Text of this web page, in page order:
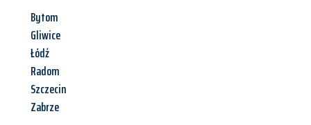
Bytom
Gliwice
Łódź
Radom
Szczecin
Zabrze